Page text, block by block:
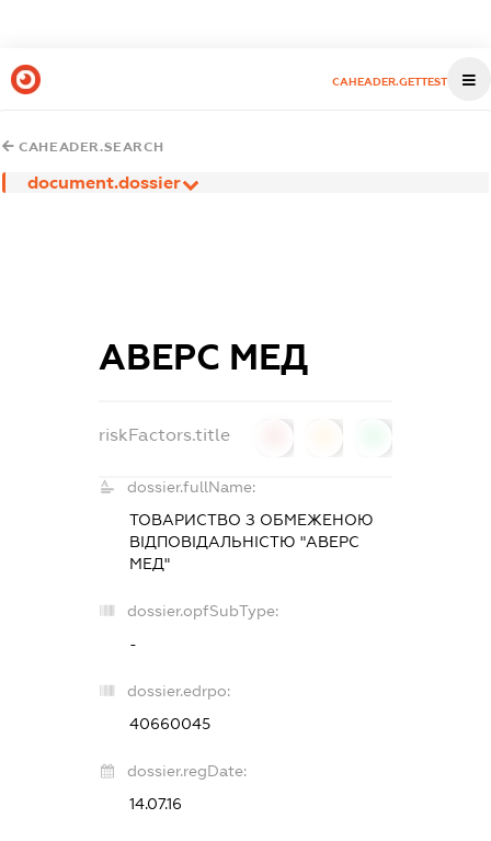
CAHEADER.GETTEST
CAHEADER.SEARCH
document.dossier
АВЕРС МЕД
riskFactors.title
dossier.fullName:
ТОВАРИСТВО З ОБМЕЖЕНОЮ
ВІДПОВІДАЛЬНІСТЮ "АВЕРС
МЕД"
dossier.opfSubType:
-
dossier.edrpo:
40660045
dossier.regDate:
14.07.16